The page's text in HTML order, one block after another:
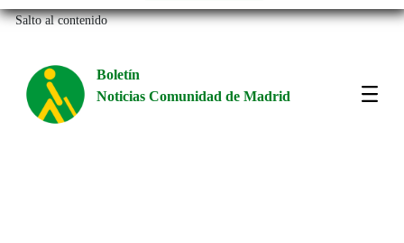
Salto al contenido
Boletín
Noticias Comunidad de Madrid